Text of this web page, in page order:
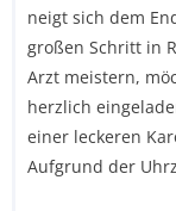
neigt sich dem
großen Schritt in
Arzt meistern,
herzlich
einer leckeren
Aufgrund der